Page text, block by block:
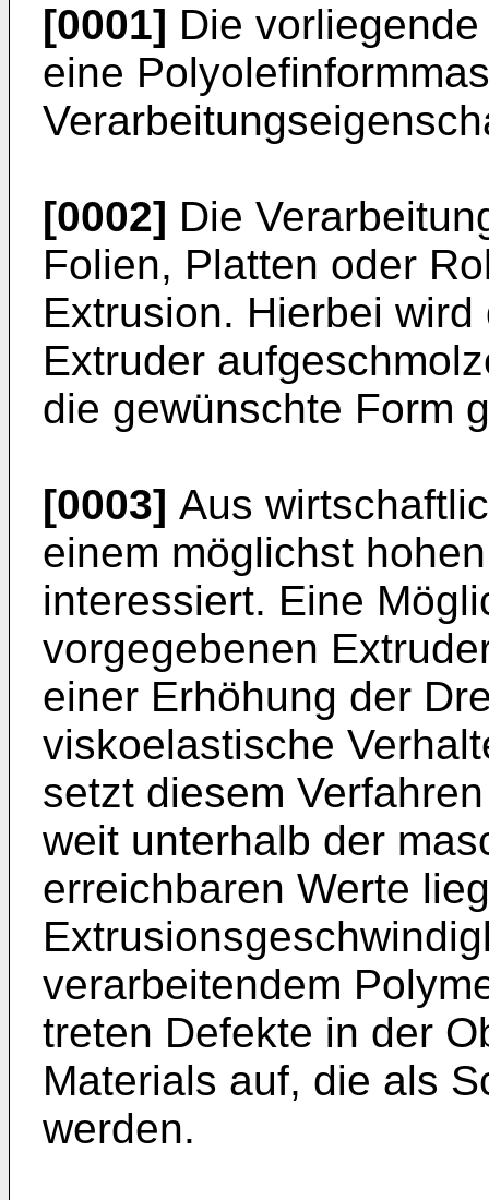
[0001] Die
eine
[0002] Die
Folien, Platten oder
Extrusion. Hierbei
Extruder
die gewünschte Form
[0003] Aus
einem möglichst
interessiert. Eine
vorgegebenen
einer Erhöhung der
viskoelastische
setzt diesem
weit unterhalb der
erreichbaren Werte
verarbeitendem
treten Defekte in der
Materials auf, die als
werden.